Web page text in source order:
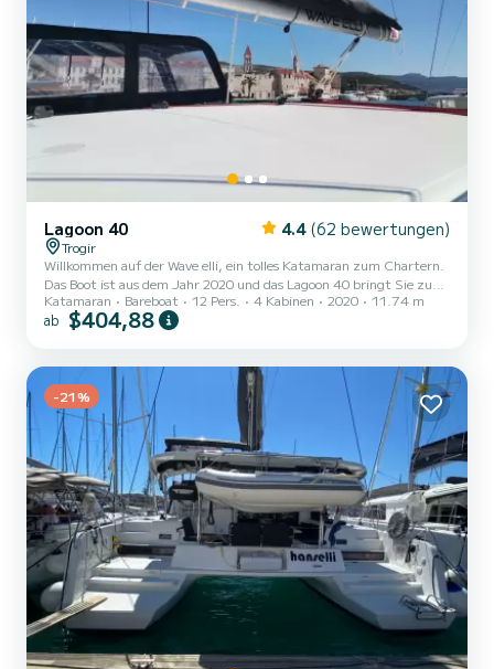
Lagoon 40 4.4 (62 bewertungen)
Trogir
Willkommen auf der Wave elli, ein tolles Katamaran zum Chartern.
Das Boot ist aus dem Jahr 2020 und das Lagoon 40 bringt Sie zu
den schönsten Ankerplätzen um ACI Marina Trogir. Sie möchten
einen unvergesslichen Törn auf diesem Katamaran mit 12 Metern
Komfort verfügt Wave elli über 4 Toiletten mit Dusche Dieses Boot
ist mit einem Durchgelattetes Großsegel und einem Rollgenua
aus...
Katamaran Bareboat 12 Pers. 4 Kabinen 2020 11.74 m
ab $404,88
-21%